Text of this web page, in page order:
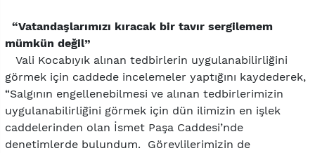
“Vatandaşlarımızı kıracak bir tavır sergilemem
mümkün değil”
Vali Kocabıyık alınan tedbirlerin uygulanabilirliğini
görmek için caddede incelemeler yaptığını kaydederek,
“Salgının engellenebilmesi ve alınan tedbirlerimizin
uygulanabilirliğini görmek için dün ilimizin en işlek
caddelerinden olan İsmet Paşa Caddesi’nde
denetimlerde bulundum. Görevlilerimizin de